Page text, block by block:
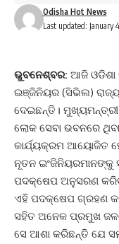
Last updated: January
Odisha Hot News
ଭୁବନେଶ୍ବର: ଆଜି ଓଡିଶା
ଇଞ୍ଜିନିୟର (ସିଭିଲ)
ଦେଇଛନ୍ତି।
ଲୋକ ସେବା ଭବନରେ
କାର୍ଯ୍ୟକ୍ରମ ଆୟୋଜିତ
ନୂତନ ଇଂଜିନିୟରମାନଙ୍କୁ
ପଦକ୍ଷେପ ଅନୁସରଣ
ଏହି ପଦକ୍ଷେପ ଗ୍ରହଣ
ସହିତ ଅନେକ ପ୍ରମୁଖ
ସେ ଆଶା କରିଛନ୍ତି ଯେ